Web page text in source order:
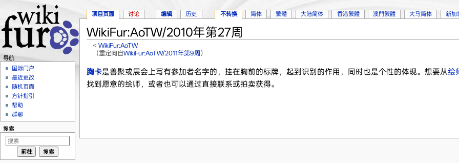
WikiFur:AoTW/2010年第27周
<WikiFur:AoTW
（重定向自WikiFur:AoTW/2011年第9周）
胸卡是兽聚或展会上写有参加者名字的，挂在胸前的标牌，起到识别的作用，同时也是个性的体现。想要从绘
找到愿意的绘师，或者也可以通过直接联系或拍卖获得。
项目页面 讨论 编辑 历史 不转换 简体 繁體 大陆简体 香港繁體 澳門繁體 大马简体 新加
导航
国际门户
最近更改
随机页面
方针指引
帮助
群聊
搜索